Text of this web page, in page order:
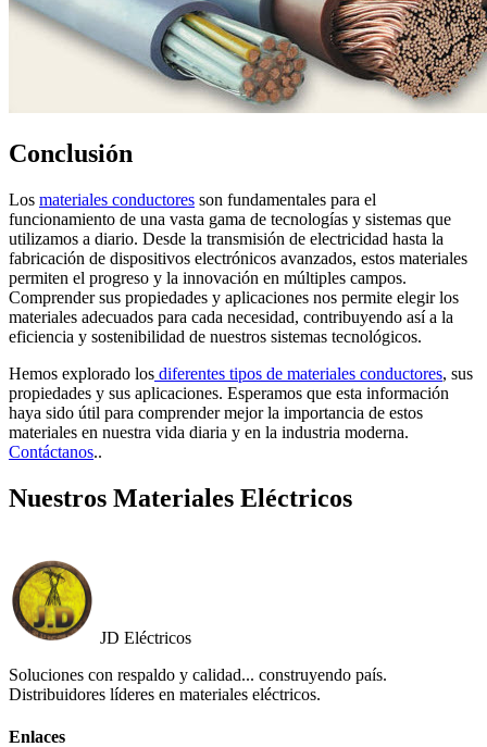
Conclusión
Los materiales conductores son fundamentales para el
funcionamiento de una vasta gama de tecnologías y sistemas que
utilizamos a diario. Desde la transmisión de electricidad hasta la
fabricación de dispositivos electrónicos avanzados, estos materiales
permiten el progreso y la innovación en múltiples campos.
Comprender sus propiedades y aplicaciones nos permite elegir los
materiales adecuados para cada necesidad, contribuyendo así a la
eficiencia y sostenibilidad de nuestros sistemas tecnológicos.
Hemos explorado los diferentes tipos de materiales conductores, sus
propiedades y sus aplicaciones. Esperamos que esta información
haya sido útil para comprender mejor la importancia de estos
materiales en nuestra vida diaria y en la industria moderna.
Contáctanos..
Nuestros Materiales Eléctricos
JD Eléctricos
Soluciones con respaldo y calidad... construyendo país.
Distribuidores líderes en materiales eléctricos.
Enlaces